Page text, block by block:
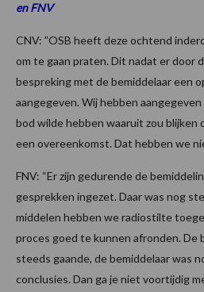
en FNV
CNV: ”OSB heeft deze ochtend
om te gaan praten. Dit nadat er door
bespreking met de bemiddelaar een
aangegeven. Wij hebben
bod wilde hebben waaruit zou blijken
een overeenkomst. Dat hebben we
FNV: “Er zijn gedurende de
gesprekken ingezet. Daar was nog
middelen hebben we radiostilte
proces goed te kunnen afronden. De
steeds gaande, de bemiddelaar was
conclusies. Dan ga je niet voortijdig